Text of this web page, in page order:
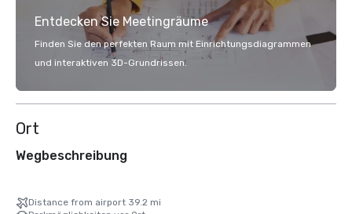
Entdecken Sie Meetingräume
Finden Sie den perfekten Raum mit Einrichtungsdiagrammen
und interaktiven 3D-Grundrissen.
Ort
Wegbeschreibung
Distance from airport 39.2 mi